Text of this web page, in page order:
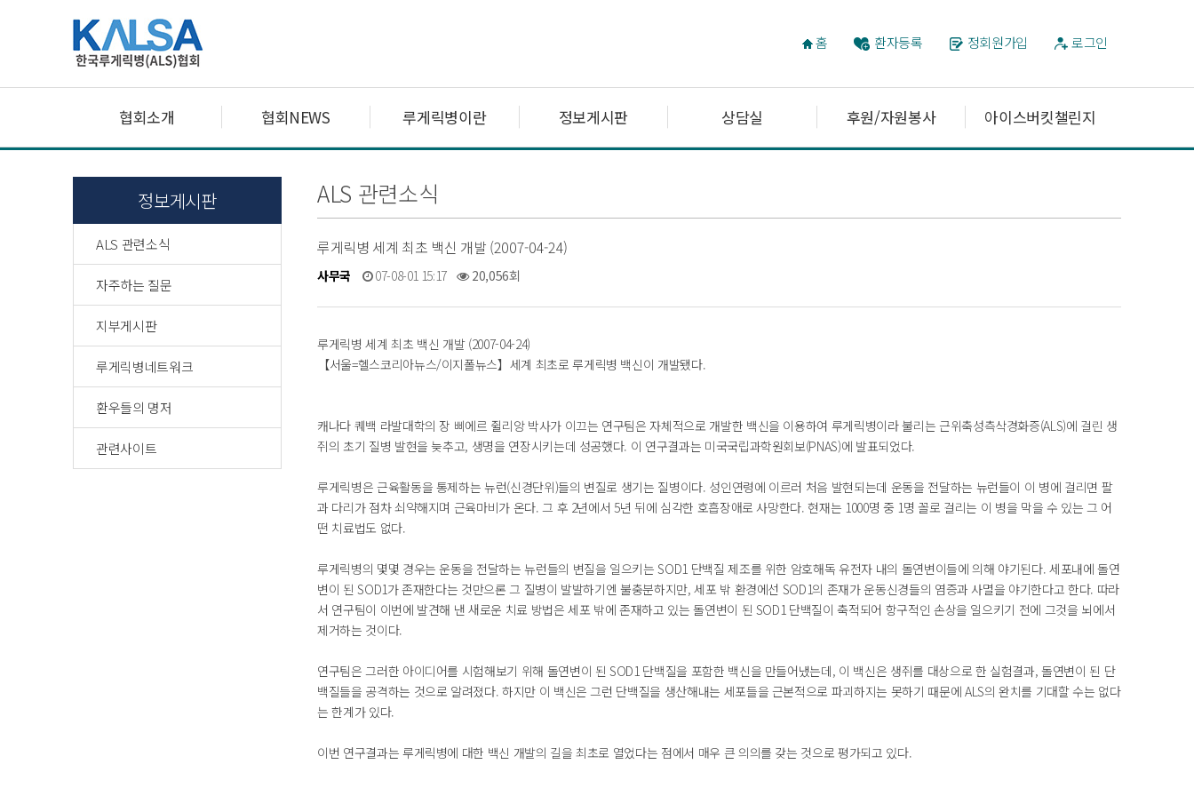
홈 환자등록 정회원가입 로그인
협회소개 협회NEWS 루게릭병이란 정보게시판 상담실 후원/자원봉사 아이스버킷챌린지
정보게시판
ALS 관련소식
자주하는 질문
지부게시판
루게릭병네트워크
환우들의 명저
관련사이트
ALS 관련소식
루게릭병 세계 최초 백신 개발 (2007-04-24)
사무국 07-08-01 15:17 20,056회
루게릭병 세계 최초 백신 개발 (2007-04-24)
【서울=헬스코리아뉴스/이지폴뉴스】세계 최초로 루게릭병 백신이 개발됐다.
캐나다 퀘백 라발대학의 장 삐에르 쥘리앙 박사가 이끄는 연구팀은 자체적으로 개발한 백신을 이용하여 루게릭병이라 불리는 근위축성측삭경화증(ALS)에 걸린 생
쥐의 초기 질병 발현을 늦추고, 생명을 연장시키는데 성공했다. 이 연구결과는 미국국립과학원회보(PNAS)에 발표되었다.
루게릭병은 근육활동을 통제하는 뉴런(신경단위)들의 변질로 생기는 질병이다. 성인연령에 이르러 처음 발현되는데 운동을 전달하는 뉴런들이 이 병에 걸리면 팔
과 다리가 점차 쇠약해지며 근육마비가 온다. 그 후 2년에서 5년 뒤에 심각한 호흡장애로 사망한다. 현재는 1000명 중 1명 꼴로 걸리는 이 병을 막을 수 있는 그 어
떤 치료법도 없다.
루게릭병의 몇몇 경우는 운동을 전달하는 뉴런들의 변질을 일으키는 SOD1 단백질 제조를 위한 암호해독 유전자 내의 돌연변이들에 의해 야기된다. 세포내에 돌연
변이 된 SOD1가 존재한다는 것만으론 그 질병이 발발하기엔 불충분하지만, 세포 밖 환경에선 SOD1의 존재가 운동신경들의 염증과 사멸을 야기한다고 한다. 따라
서 연구팀이 이번에 발견해 낸 새로운 치료 방법은 세포 밖에 존재하고 있는 돌연변이 된 SOD1 단백질이 축적되어 항구적인 손상을 일으키기 전에 그것을 뇌에서
제거하는 것이다.
연구팀은 그러한 아이디어를 시험해보기 위해 돌연변이 된 SOD1 단백질을 포함한 백신을 만들어냈는데, 이 백신은 생쥐를 대상으로 한 실험결과, 돌연변이 된 단
백질들을 공격하는 것으로 알려졌다. 하지만 이 백신은 그런 단백질을 생산해내는 세포들을 근본적으로 파괴하지는 못하기 때문에 ALS의 완치를 기대할 수는 없다
는 한계가 있다.
이번 연구결과는 루게릭병에 대한 백신 개발의 길을 최초로 열었다는 점에서 매우 큰 의의를 갖는 것으로 평가되고 있다.